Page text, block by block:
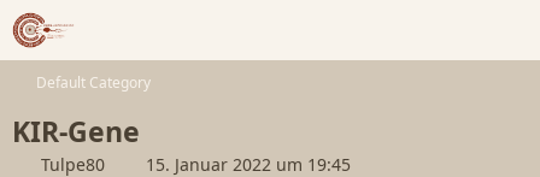
Default Category
KIR-Gene
Tulpe80
15. Januar 2022 um 19:45